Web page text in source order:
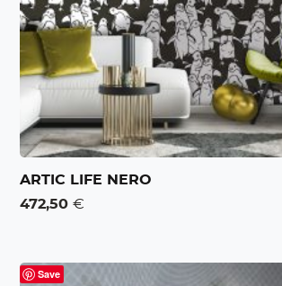
ARTIC LIFE NERO
472,50€
Save